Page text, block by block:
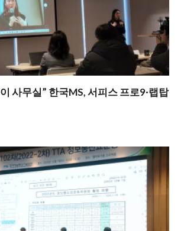
사무실” 한국MS, 서피스 프로9·랩탑